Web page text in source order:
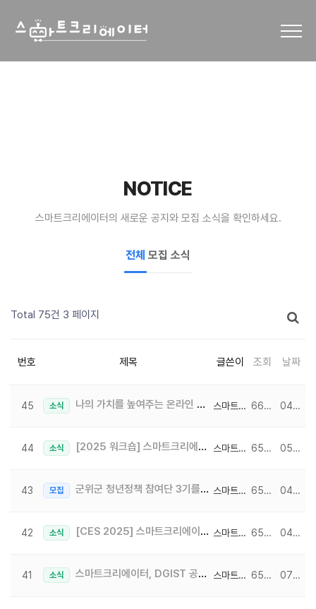
NOTICE
스마트크리에이터의 새로운 공지와 모집 소식을 확인하세요.
전체 모집 소식
Total 75건 3 페이지
번호 제목 글쓴이 조회 날짜
45 소식 나의 가치를 높여주는 온라인 클래스 스마트크리에이터 6659 04-01
44 소식 [2025 워크숍] 스마트크리에이터 2025 일본 워크숍 여행 일기 2일차 ~ ! 스마트크리에이터 6597 05-09
43 모집 군위군 청년정책 참여단 3기를 모집합니다! 스마트크리에이터 6580 04-22
42 소식 [CES 2025] 스마트크리에이터 CES2025 부스 참가 소식 4일차 스마트크리에이터 6560 04-01
41 소식 스마트크리에이터, DGIST 공식 미디어 제작사 선정! 유튜버 궤도와 함께한 촬영 후기♥ 스마트크리에이터 6551 07-02